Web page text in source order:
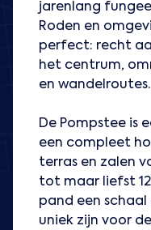
jarenlang
Roden en
perfect: recht
het centrum,
en wandelroutes.
De Pompstee is
een compleet
terras en zalen
tot maar liefst
pand een
uniek zijn voor